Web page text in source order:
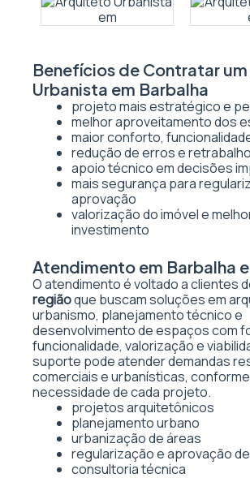
Benefícios de Contratar
Urbanista em Barbalha
projeto mais estratégico e
melhor aproveitamento dos
maior conforto,
redução de erros e
apoio técnico em decisões
mais segurança para
aprovação
valorização do imóvel e
investimento
Atendimento em Barbalha
O atendimento é voltado a clientes
regiãoque buscam soluções em
urbanismo, planejamento técnico e
desenvolvimento de espaços com
funcionalidade, valorização e
suporte pode atender demandas
comerciais e urbanísticas,
necessidade de cada projeto.
projetos arquitetônicos
planejamento urbano
urbanização de áreas
regularização e aprovação
consultoria técnica